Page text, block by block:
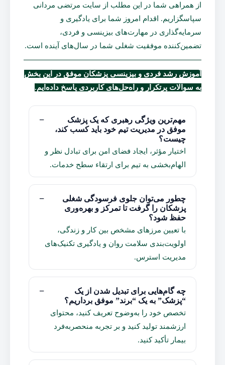
از همراهی شما در این مطلب از سایت مرتضی مردانی
سپاسگزاریم. اقدام امروز شما برای یادگیری و
سرمایه‌گذاری در مهارت‌های بیزینسی و فردی،
تضمین‌کننده موفقیت شغلی شما در سال‌های آینده است.
آموزش رشد فردی و بیزینسی پزشکان موفق در این بخش
به سوالات پرتکرار و راه‌حل‌های کاربردی پاسخ داده‌ایم.
مهم‌ترین ویژگی رهبری که یک پزشک
موفق در مدیریت تیم خود باید کسب کند،
چیست؟
اختیار مؤثر، ایجاد فضای امن برای تبادل نظر و
الهام‌بخشی به تیم برای ارتقاء سطح خدمات.
چطور می‌توان جلوی فرسودگی شغلی
پزشکان را گرفت تا تمرکز و بهره‌وری
حفظ شود؟
با تعیین مرزهای مشخص بین کار و زندگی،
اولویت‌بندی سلامت روان و یادگیری تکنیک‌های
مدیریت استرس.
چه گام‌هایی برای تبدیل شدن از یک
“پزشک” به یک “برند” موفق برداریم؟
تخصص خود را به‌وضوح تعریف کنید، محتوای
ارزشمند تولید کنید و بر تجربه منحصربه‌فرد
بیمار تأکید کنید.